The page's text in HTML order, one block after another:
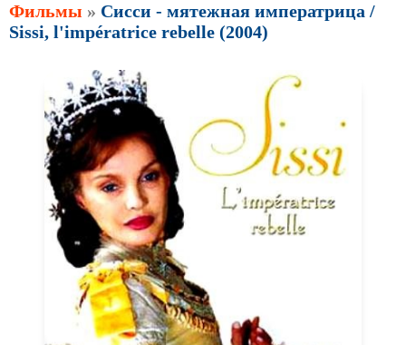
Фильмы » Сисси - мятежная императрица /
Sissi, l'impératrice rebelle (2004)